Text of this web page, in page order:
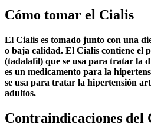
Cómo tomar el Cialis
El Cialis es tomado junto con una
o baja calidad. El Cialis contiene el
(tadalafil) que se usa para tratar la
es un medicamento para la
se usa para tratar la hipertensión
adultos.
Contraindicaciones del